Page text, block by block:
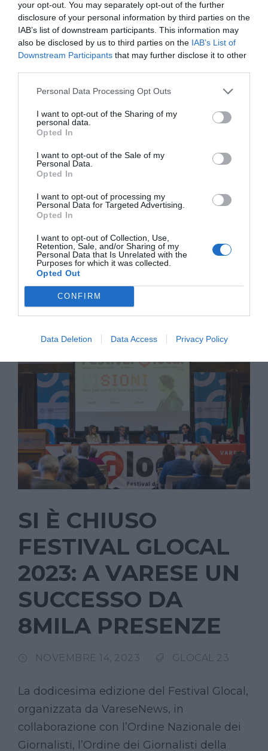
your opt-out. You may separately opt-out of the further
disclosure of your personal information by third parties on the
IAB’s list of downstream participants. This information may
also be disclosed by us to third parties on the IAB’s List of
Downstream Participants that may further disclose it to other
Personal Data Processing Opt Outs
I want to opt-out of the Sharing of my
personal data.
Opted In
I want to opt-out of the Sale of my
Personal Data.
Opted In
I want to opt-out of processing my
Personal Data for Targeted Advertising.
Opted In
I want to opt-out of Collection, Use,
Retention, Sale, and/or Sharing of my
Personal Data that Is Unrelated with the
Purposes for which it was collected.
Opted Out
CONFIRM
Data Deletion Data Access Privacy Policy
IPERLOCALE E AI
GENNAIO 23, 2024 FIGILO FESTIVAL
L’ottava edizione del Festival
dell’Informazione Giornalistica Locale
(FIGiLo) si terrà dal 25 al 27 gennaio 2024 a
VareseNews. La grande novità dell’ottava
edizione dell’evento, organizzato dal
gruppo Caroli Hotels, da Piazzasalento,
giornale già diretto dal giornalista
Fernando D’Aprile (ideatore del festival),
con il patrocinio dell’Ordine dei Giornalisti
di Puglia,...
SI È CHIUSO
FESTIVAL GLOCAL
2023: A VARESE UN
SUCCESSO DA
8MILA PRESENZE
NOVEMBRE 14, 2023 GLOCAL 23
La dodicesima edizione del Festival Glocal,
organizzata da VareseNews, in
collaborazione con l’Ordine Nazionale dei
Giornalisti, l’Ordine dei Giornalisti della